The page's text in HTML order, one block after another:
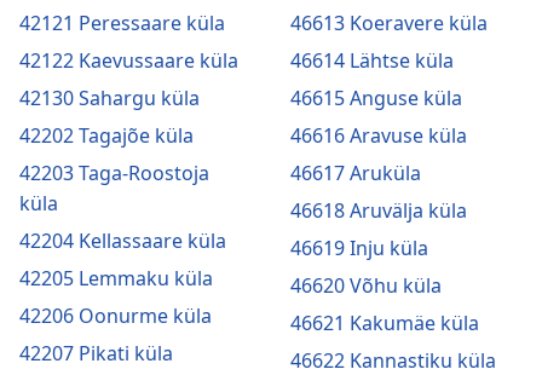
42121 Peressaare küla
42122 Kaevussaare küla
42130 Sahargu küla
42202 Tagajõe küla
42203 Taga-Roostoja
küla
42204 Kellassaare küla
42205 Lemmaku küla
42206 Oonurme küla
42207 Pikati küla
46613 Koeravere küla
46614 Lähtse küla
46615 Anguse küla
46616 Aravuse küla
46617 Aruküla
46618 Aruvälja küla
46619 Inju küla
46620 Võhu küla
46621 Kakumäe küla
46622 Kannastiku küla